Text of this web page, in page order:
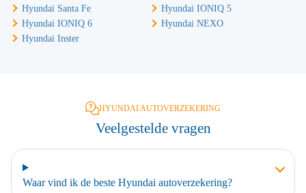
Hyundai Santa Fe
Hyundai IONIQ 5
Hyundai IONIQ 6
Hyundai NEXO
Hyundai Inster
HYUNDAI AUTOVERZEKERING
Veelgestelde vragen
Waar vind ik de beste Hyundai autoverzekering?